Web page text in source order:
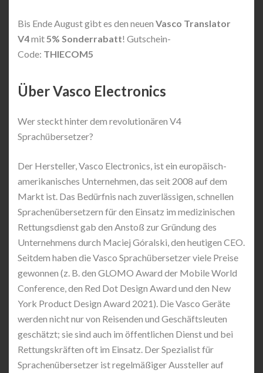
Bis Ende August gibt es den neuen Vasco Translator
V4mit 5% Sonderrabatt! Gutschein-
Code: THIECOM5
Über Vasco Electronics
Wer steckt hinter dem revolutionären V4
Sprachübersetzer?
Der Hersteller, Vasco Electronics, ist ein europäisch-
amerikanisches Unternehmen, das seit 2008 auf dem
Markt ist. Das Bedürfnis nach zuverlässigen, schnellen
Sprachenübersetzern für den Einsatz im medizinischen
Rettungsdienst gab den Anstoß zur Gründung des
Unternehmens durch Maciej Góralski, den heutigen CEO.
Seitdem haben die Vasco Sprachübersetzer viele Preise
gewonnen (z. B. den GLOMO Award der Mobile World
Conference, den Red Dot Design Award und den New
York Product Design Award 2021). Die Vasco Geräte
werden nicht nur von Reisenden und Geschäftsleuten
geschätzt; sie sind auch im öffentlichen Dienst und bei
Rettungskräften oft im Einsatz. Der Spezialist für
Sprachenübersetzer ist regelmäßiger Aussteller auf